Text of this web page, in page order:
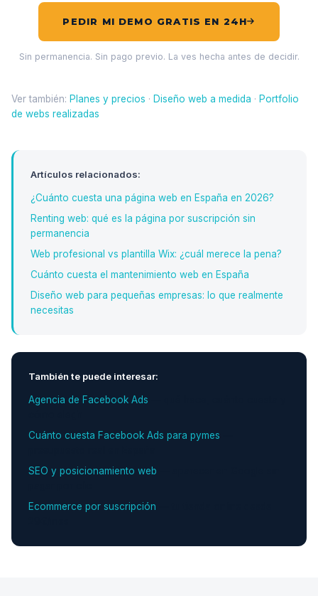
PEDIR MI DEMO GRATIS EN 24H
Sin permanencia. Sin pago previo. La ves hecha antes de decidir.
Ver también: Planes y precios · Diseño web a medida · Portfolio
de webs realizadas
Artículos relacionados:
¿Cuánto cuesta una página web en España en 2026?
Renting web: qué es la página por suscripción sin
permanencia
Web profesional vs plantilla Wix: ¿cuál merece la pena?
Cuánto cuesta el mantenimiento web en España
Diseño web para pequeñas empresas: lo que realmente
necesitas
También te puede interesar:
Agencia de Facebook Ads
Cuánto cuesta Facebook Ads para pymes
SEO y posicionamiento web
Ecommerce por suscripción